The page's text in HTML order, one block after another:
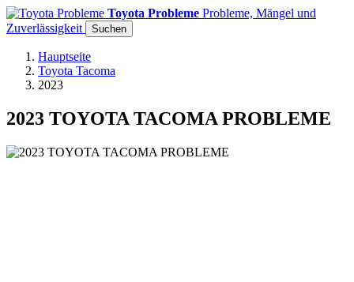
Toyota Probleme Probleme, Mängel und
Zuverlässigkeit
Suchen
Hauptseite
Toyota Tacoma
2023
2023 TOYOTA TACOMA PROBLEME